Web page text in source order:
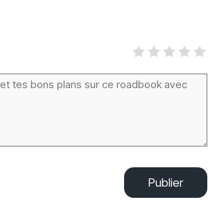
Publier